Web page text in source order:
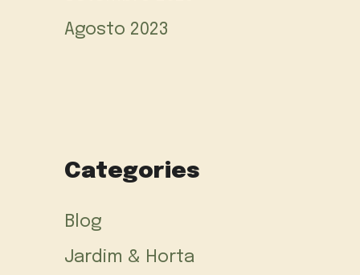
Agosto 2023
Categories
Blog
Jardim & Horta